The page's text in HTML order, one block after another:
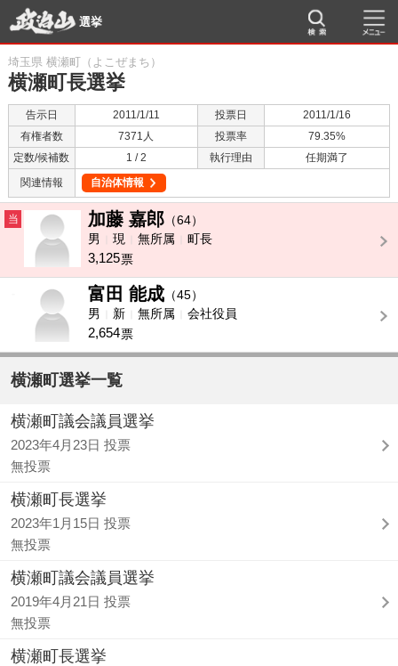
選挙
埼玉県 横瀬町（よこぜまち）
横瀬町長選挙
告示日 2011/1/11 投票日
2011/1/16
有権者数
7371人 投票率
79.35%
定数/候補数
1 / 2 執行理由
任期満了
関連情報
自治体情報
当 加藤 嘉郎 （64）
男
現 無所属 町長
3,125票
富田 能成 （45）
男
新 無所属 会社役員
2,654票
横瀬町選挙一覧
横瀬町議会議員選挙
2023年4月23日 投票
無投票
横瀬町長選挙
2023年1月15日 投票
無投票
横瀬町議会議員選挙
2019年4月21日 投票
無投票
横瀬町長選挙